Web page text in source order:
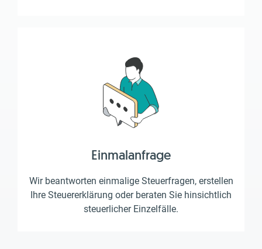
Einmalanfrage
Wir beantworten einmalige Steuerfragen, erstellen
Ihre Steuererklärung oder beraten Sie hinsichtlich
steuerlicher Einzelfälle.